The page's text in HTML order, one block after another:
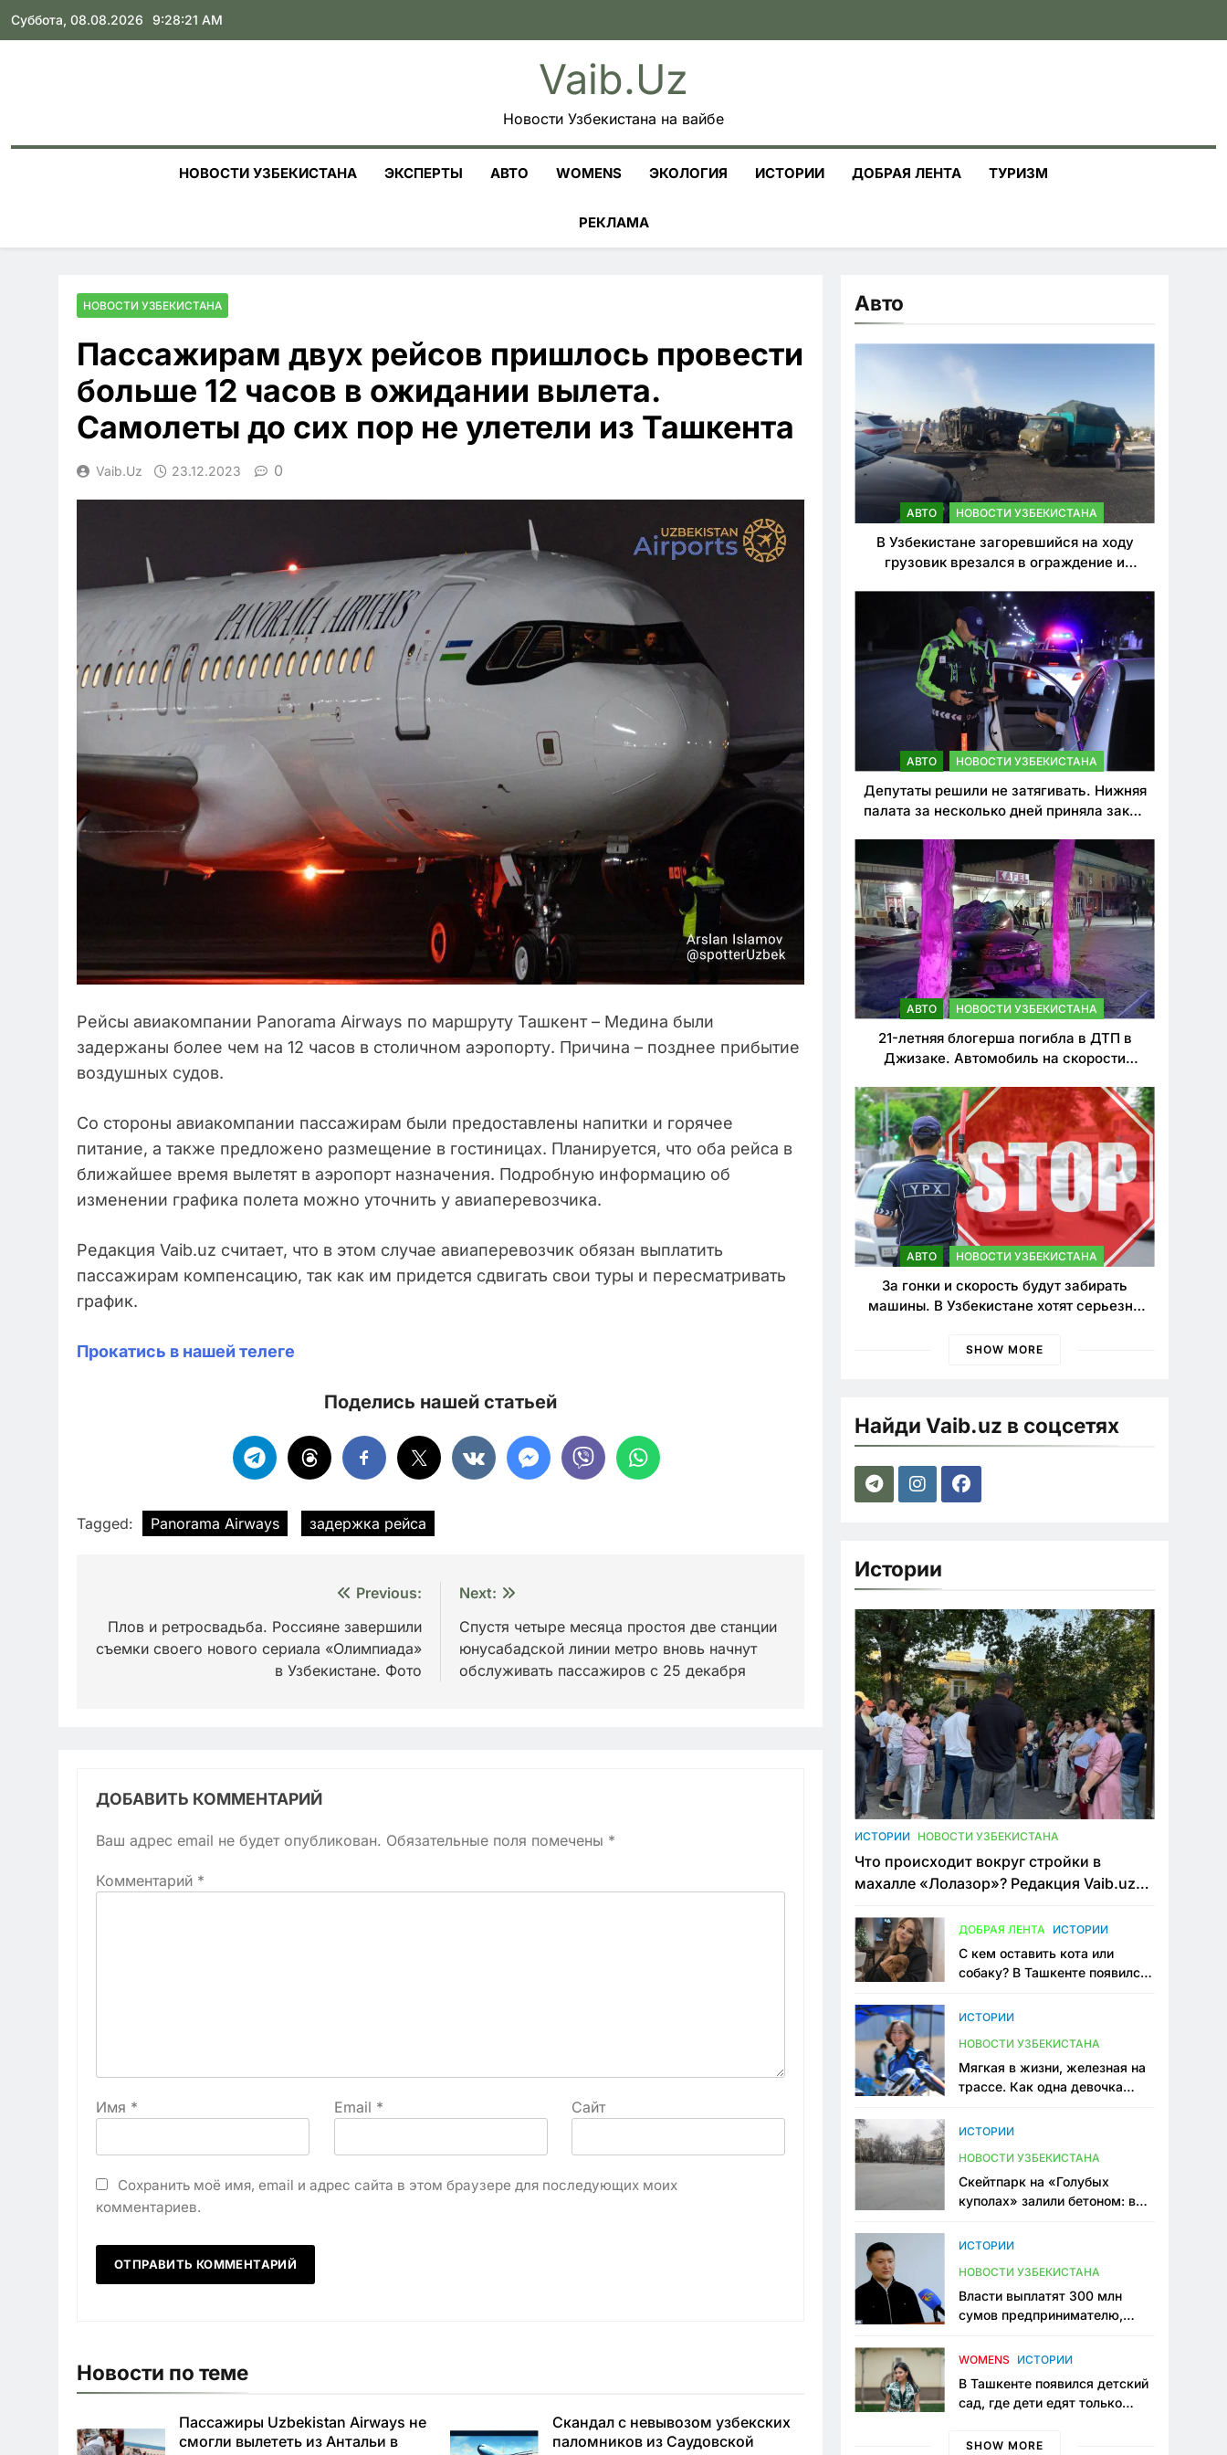
Skip
Суббота, 08.08.2026 9:28:22 AM
Vaib.uz
Новости Узбекистана на вайбе
НОВОСТИ УЗБЕКИСТАНА ЭКСПЕРТЫ АВТО WOMENS ЭКОЛОГИЯ ИСТОРИИ ДОБРАЯ ЛЕНТА ТУРИЗМ
РЕКЛАМА
НОВОСТИ УЗБЕКИСТАНА
Пассажирам двух рейсов пришлось провести
больше 12 часов в ожидании вылета.
Самолеты до сих пор не улетели из Ташкента
Vaib.uz 23.12.2023 0
Рейсы авиакомпании Panorama Airways по маршруту Ташкент – Медина были
задержаны более чем на 12 часов в столичном аэропорту. Причина – позднее прибытие
воздушных судов.
Со стороны авиакомпании пассажирам были предоставлены напитки и горячее
питание, а также предложено размещение в гостиницах. Планируется, что оба рейса в
ближайшее время вылетят в аэропорт назначения. Подробную информацию об
изменении графика полета можно уточнить у авиаперевозчика.
Редакция Vaib.uz считает, что в этом случае авиаперевозчик обязан выплатить
пассажирам компенсацию, так как им придется сдвигать свои туры и пересматривать
график.
Прокатись в нашей телеге
Поделись нашей статьей
Tagged: Panorama Airways задержка рейса
по
записям
Previous:
Плов и ретросвадьба. Россияне завершили
съемки своего нового сериала «Олимпиада»
в Узбекистане. Фото
Next:
Спустя четыре месяца простоя две станции
юнусабадской линии метро вновь начнут
обслуживать пассажиров с 25 декабря
ДОБАВИТЬ КОММЕНТАРИЙ
Ваш адрес email не будет опубликован. Обязательные поля помечены *
Комментарий *
Имя * Email * Сайт
Сохранить моё имя, email и адрес сайта в этом браузере для последующих моих
комментариев.
Новости по теме
Пассажиры Uzbekistan Airways не
смогли вылететь из Антальи в
Скандал с невывозом узбекских
паломников из Саудовской
Авто
АВТО НОВОСТИ УЗБЕКИСТАНА
В Узбекистане загоревшийся на ходу
грузовик врезался в ограждение и
АВТО НОВОСТИ УЗБЕКИСТАНА
Депутаты решили не затягивать. Нижняя
палата за несколько дней приняла закон
нарушителей ПДД
АВТО НОВОСТИ УЗБЕКИСТАНА
21-летняя блогерша погибла в ДТП в
Джизаке. Автомобиль на скорости
АВТО НОВОСТИ УЗБЕКИСТАНА
За гонки и скорость будут забирать
машины. В Узбекистане хотят серьезно
SHOW MORE
Найди Vaib.uz в соцсетях
Истории
ИСТОРИИ НОВОСТИ УЗБЕКИСТАНА
Что происходит вокруг стройки в
махалле «Лолазор»? Редакция Vaib.uz
конфликта
ДОБРАЯ ЛЕНТА ИСТОРИИ
С кем оставить кота или
собаку? В Ташкенте появился
ИСТОРИИ
НОВОСТИ УЗБЕКИСТАНА
Мягкая в жизни, железная на
трассе. Как одна девочка
Узбекистане
ИСТОРИИ
НОВОСТИ УЗБЕКИСТАНА
Скейтпарк на «Голубых
куполах» залили бетоном: в
одно общественное
ИСТОРИИ
НОВОСТИ УЗБЕКИСТАНА
Власти выплатят 300 млн
сумов предпринимателю,
тюрьме по незаконному
WOMENS ИСТОРИИ
В Ташкенте появился детский
сад, где дети едят только
мама, которая устала просить
SHOW MORE